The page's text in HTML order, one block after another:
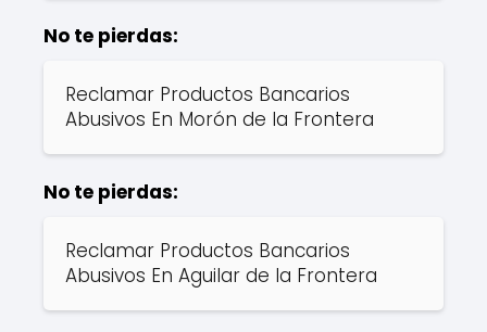
No te pierdas:
Reclamar Productos Bancarios
Abusivos En Morón de la Frontera
No te pierdas:
Reclamar Productos Bancarios
Abusivos En Aguilar de la Frontera